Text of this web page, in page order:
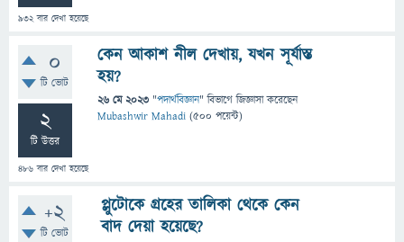
932বার দেখা হয়েছে
0
টি ভোট
2
টি উত্তর
486 বার দেখা হয়েছে
কেন আকাশ নীল দেখায়, যখন সূর্যাস্ত
হয়?
26 মে 2023 "পদার্থবিজ্ঞান" বিভাগে জিজ্ঞাসাকরেছেন
Mubashwir Mahadi (500 পয়েন্ট)
+2
টি ভোট
প্লুটোকে গ্রহের তালিকা থেকে কেন
বাদ দেয়া হয়েছে?